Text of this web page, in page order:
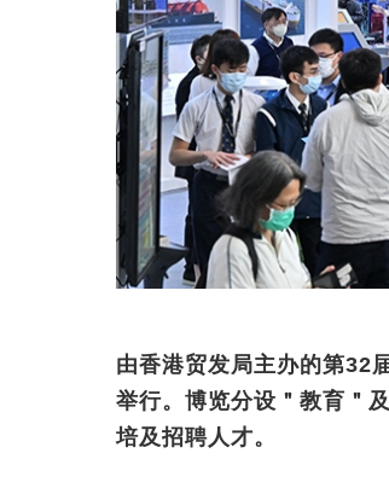
由香港贸发局主办的第32
举行。博览分设＂教育＂
培及招聘人才。